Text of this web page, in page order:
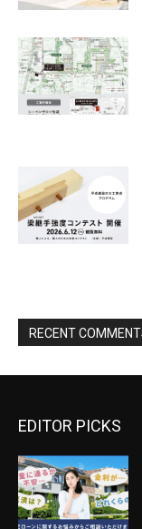
EDITOR PICKS